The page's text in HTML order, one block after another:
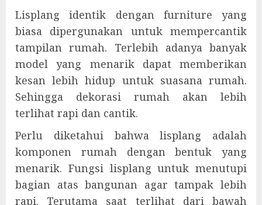
Lisplang identik dengan furniture yang
biasa dipergunakan untuk mempercantik
tampilan rumah. Terlebih adanya banyak
model yang menarik dapat memberikan
kesan lebih hidup untuk suasana rumah.
Sehingga dekorasi rumah akan lebih
terlihat rapi dan cantik.
Perlu diketahui bahwa lisplang adalah
komponen rumah dengan bentuk yang
menarik. Fungsi lisplang untuk menutupi
bagian atas bangunan agar tampak lebih
rapi. Terutama saat terlihat dari bawah